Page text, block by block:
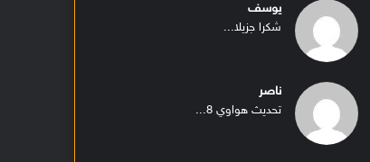
يوسف
شكرا جزيلا...
ناصر
تحديث هواوي 8...